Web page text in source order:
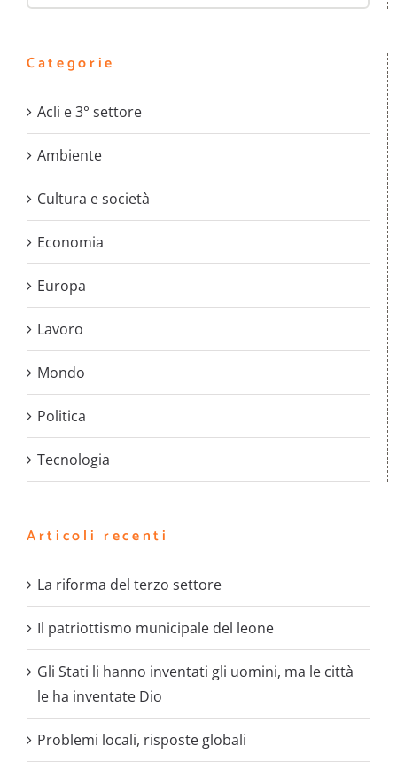
Categorie
Acli e 3° settore
Ambiente
Cultura e società
Economia
Europa
Lavoro
Mondo
Politica
Tecnologia
Articoli recenti
La riforma del terzo settore
Il patriottismo municipale del leone
Gli Stati li hanno inventati gli uomini, ma le città
le ha inventate Dio
Problemi locali, risposte globali